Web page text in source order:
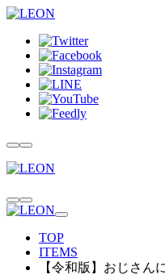
TOP
ITEMS
【令和版】おじさん